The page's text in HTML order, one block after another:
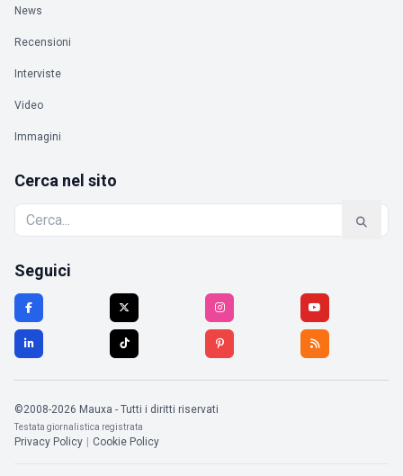
News
Recensioni
Interviste
Video
Immagini
Cerca nel sito
Seguici
©2008-2026 Mauxa - Tutti i diritti riservati
Testata giornalistica registrata
Privacy Policy | Cookie Policy